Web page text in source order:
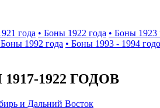
года • Боны 1922 года • Боны 1923
Боны 1992 года • Боны 1993 - 1994
1922 ГОДОВ
и Дальний Восток